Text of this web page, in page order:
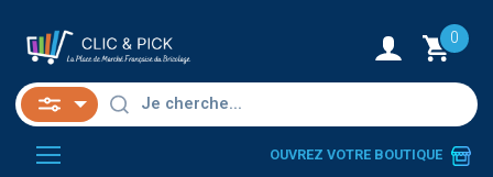
0
OUVREZ VOTRE BOUTIQUE